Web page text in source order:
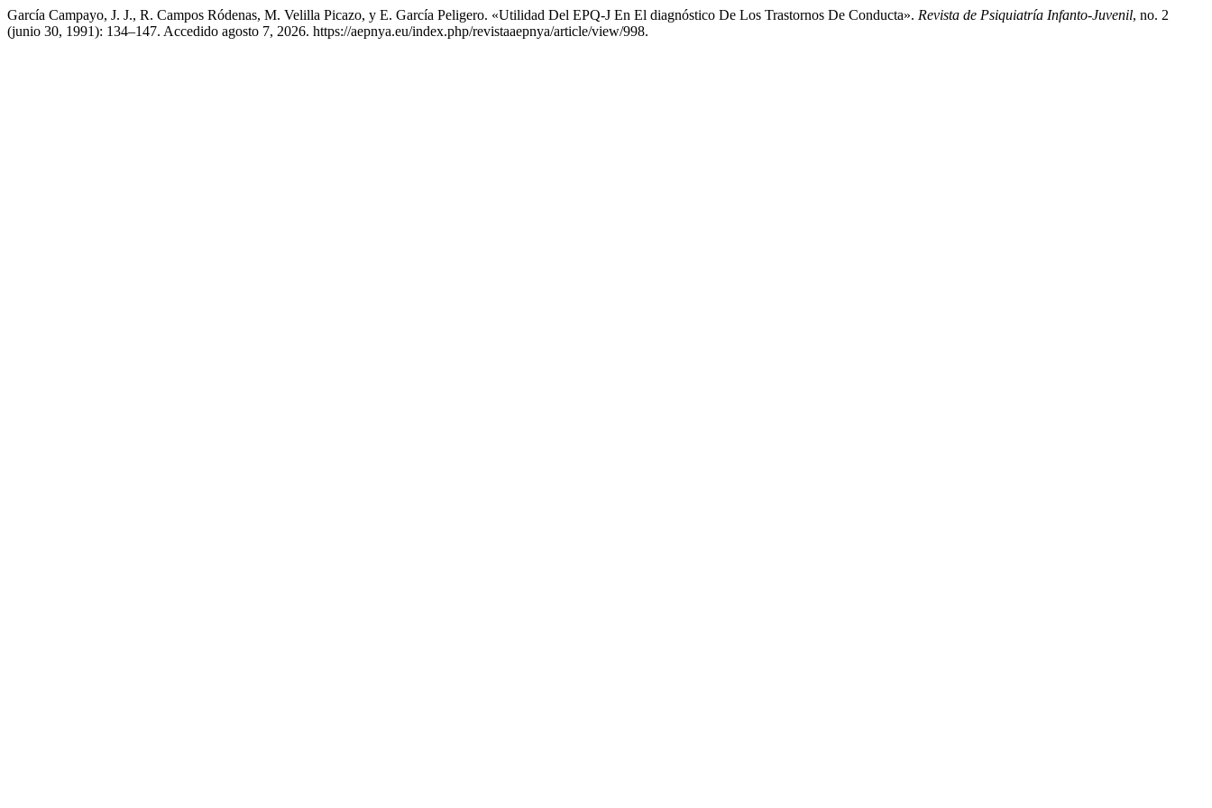
García Campayo, J. J., R. Campos Ródenas, M. Velilla Picazo, y E. García Peligero. «Utilidad Del EPQ-J En El diagnóstico De Los Trastornos De Conducta». Revista de Psiquiatría Infanto-Juvenil, no. 2
(junio 30, 1991): 134–147. Accedido agosto 7, 2026. https://aepnya.eu/index.php/revistaaepnya/article/view/998.